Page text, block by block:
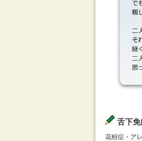
舌下
花粉症・ア